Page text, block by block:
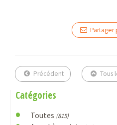
Partager
Précédent Tous
Catégories
Toutes (815)